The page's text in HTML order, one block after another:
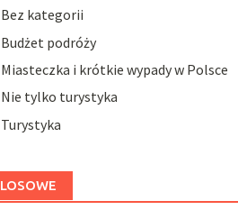
Bez kategorii
Budżet podróży
Miasteczka i krótkie wypady w Polsce
Nie tylko turystyka
Turystyka
LOSOWE